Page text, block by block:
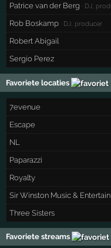
Patrice van der Berg · DJ,
Rob Boskamp · DJ, producer
Robert Abigail
Sergio Perez
Favoriete locaties
7evenue
Escape
NL
Paparazzi
Royalty
Sir Winston Music &
Three Sisters
Favoriete streams